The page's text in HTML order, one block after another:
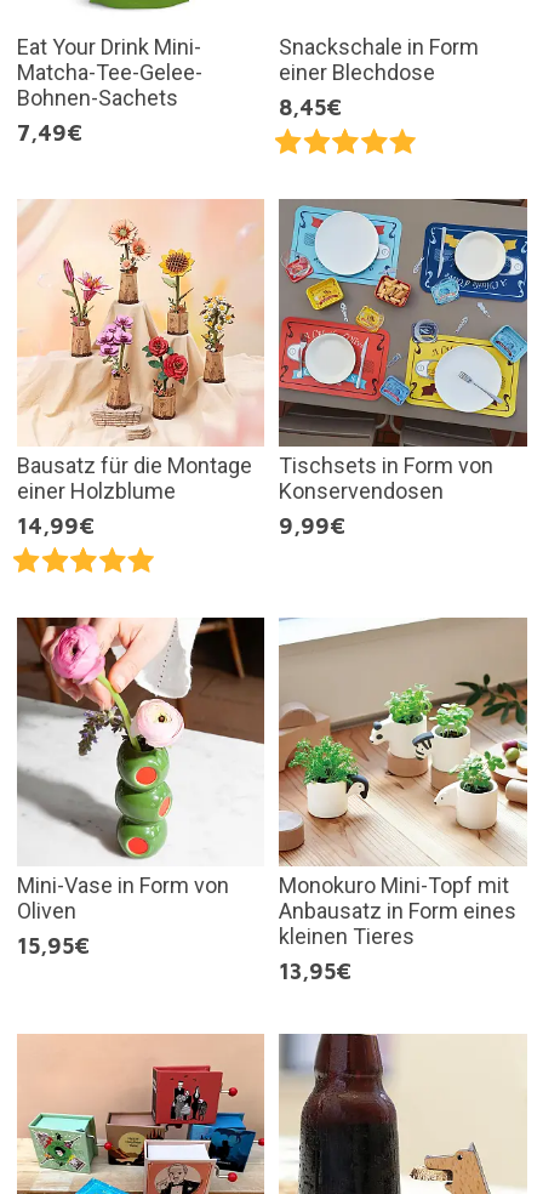
Eat Your Drink Mini-
Matcha-Tee-Gelee-
Bohnen-Sachets
7,49€
Snackschale in Form
einer Blechdose
8,45€
Bausatz für die Montage
einer Holzblume
14,99€
Tischsets in Form von
Konservendosen
9,99€
Mini-Vase in Form von
Oliven
15,95€
Monokuro Mini-Topf mit
Anbausatz in Form eines
kleinen Tieres
13,95€